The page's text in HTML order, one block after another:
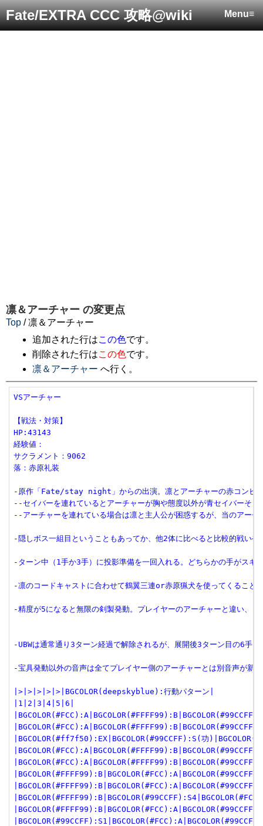
Menu≡
Fate/EXTRA CCC 攻略@wiki
凛＆アーチャー の変更点
Top / 凛＆アーチャー
追加された行はこの色です。
削除された行はこの色です。
凛＆アーチャー へ行く。
VSアーチャー
【戦法・対策】
HP:43143
経験値：
サクラメント：9062
落：赤原礼装
-原作「Fate/stay night」からの出演。凛とアーチャーの赤コンビ
--セイバーを連れているとアーチャーが胸や態度以外が青セイバーそっ
--アーチャーを連れている場合は凛と主人公が困惑するが、当のアー
-隠しボス一組目ということもあってか、他2体に比べると比較的戦い
-ターン中（1手か3手）に投影準備を一回入れる。どちらかの手がスキ
-凛のコードキャストに合わせて鶴翼三連or赤原猟犬を使ってくること
-精度が5になると無限の剣製発動。プレイヤーのアーチャーと違い、
-UBWは通常通り3ターン経過で解除されるが、展開後3ターン目の6
-宝具発動以外の音声は全てプレイヤー側のアーチャーとは別音声が新
|>|>|>|>|>|BGCOLOR(deepskyblue):行動パターン|
|1|2|3|4|5|6|
|BGCOLOR(#ff7f50):EX|BGCOLOR(#99CCFF):S(功